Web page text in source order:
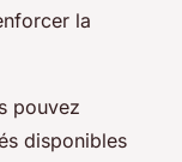
la
pouvez
disponibles